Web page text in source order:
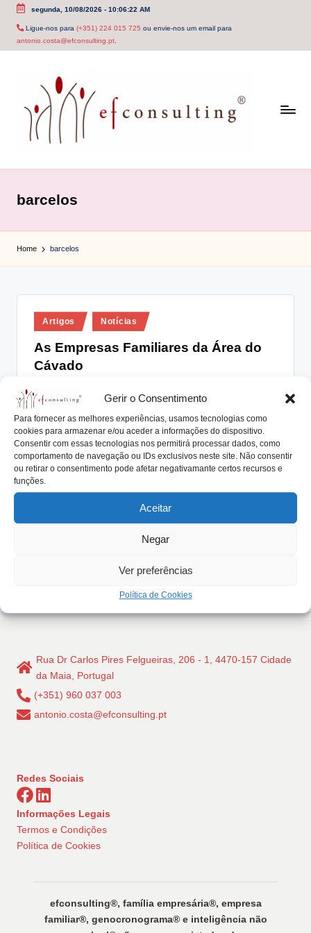
Gerir o Consentimento
Para fornecer as melhores experiências, usamos tecnologias como
cookies para armazenar e/ou aceder a informações do dispositivo.
Consentir com essas tecnologias nos permitirá processar dados, como
comportamento de navegação ou IDs exclusivos neste site. Não consentir
ou retirar o consentimento pode afetar negativamante certos recursos e
funções.
Aceitar
Negar
Ver preferências
Política de Cookies
Skip
segunda, 10/08/2026- 10:06:22 AM
Ligue-nos para (+351) 224 015 725 ou envie-nos um email para
antonio.costa@efconsulting.pt.
c
o
n
u
g
.
p
t
barcelos
Home barcelos
Posted
in
Artigos Notícias
As Empresas Familiares da Área do
Cávado
Posted
by
As Empresas Familiares da Área do Cávado atuam no
têxtil, calçado, setor alimentar e muito…
Read More
Rua Dr Carlos Pires Felgueiras, 206 - 1, 4470-157 Cidade
da Maia, Portugal
(+351) 960 037 003
antonio.costa@efconsulting.pt
Redes Sociais
Informações Legais
Termos e Condições
Política de Cookies
efconsulting®️, família empresária®️, empresa
familiar®️, genocronograma®️ e inteligência não